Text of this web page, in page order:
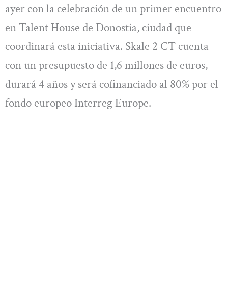
ayer con la celebración de un primer encuentro
en Talent House de Donostia, ciudad que
coordinará esta iniciativa. Skale 2 CT cuenta
con un presupuesto de 1,6 millones de euros,
durará 4 años y será cofinanciado al 80% por el
fondo europeo Interreg Europe.